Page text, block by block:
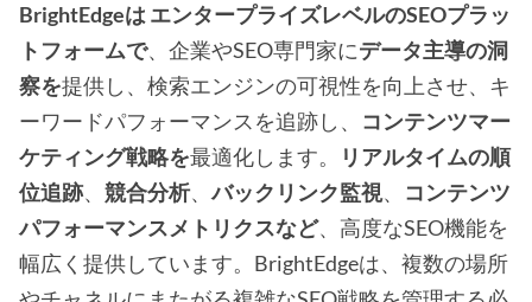
BrightEdgeは エンタープライズレベルのSEOプラッ
トフォームで、企業やSEO専門家にデータ主導の洞
察を提供し、検索エンジンの可視性を向上させ、キ
ーワードパフォーマンスを追跡し、 コンテンツマー
ケティング戦略を最適化します。
リアルタイムの順
位追跡、 競合分析、バックリンク監視、 コンテンツ
パフォーマンスメトリクスなど、高度なSEO機能を
幅広く提供しています。BrightEdgeは、複数の場所